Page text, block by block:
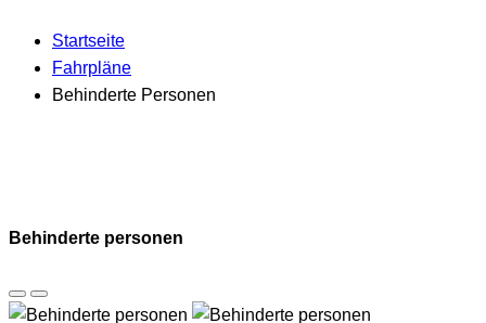
Startseite
Fahrpläne
Behinderte Personen
Behinderte personen